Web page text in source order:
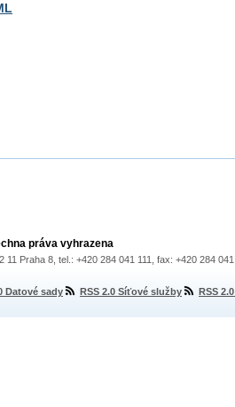
práva vyhrazena
11 Praha 8, tel.: +420 284 041 111, fax: +420 284
Datové sady RSS 2.0 Síťové služby RSS